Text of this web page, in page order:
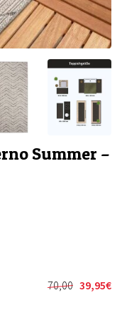
Summer –
70,00
Il 39,95€
Il